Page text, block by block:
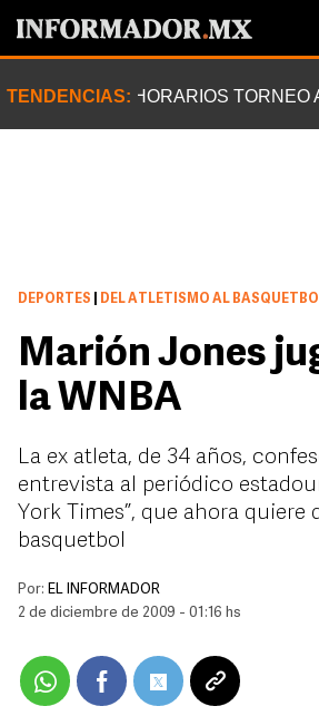
TENDENCIAS: HORARIOS TORNEO
DEPORTES DEL ATLETISMO AL
Marión Jones
la WNBA
La ex atleta, de 34 años,
entrevista al periódico
York Times”, que ahora quiere
basquetbol
Por: EL INFORMADOR
2 de diciembre de 2009 - 01:16 hs